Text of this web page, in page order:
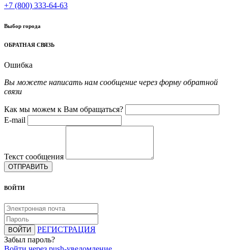
+7 (800) 333-64-63
Выбор города
ОБРАТНАЯ СВЯЗЬ
Ошибка
Вы можете написать нам сообщение через форму обратной
связи
Как мы можем к Вам обращаться?
E-mail
Текст сообщения
ОТПРАВИТЬ
ВОЙТИ
ВОЙТИ
РЕГИСТРАЦИЯ
Забыл пароль?